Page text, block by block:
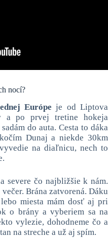
nocí?
Európe je od Liptova
a po prvej tretine hokeja
do auta. Cesta to dáka
Dunaj a niekde 30km
na diaľnicu, nech to
severe čo najbližšie k nám.
Brána zatvorená. Dáku
miesta mám dosť aj pri
o brány a vyberiem sa na
vylezie, dohodneme čo a
na streche a už aj spím.